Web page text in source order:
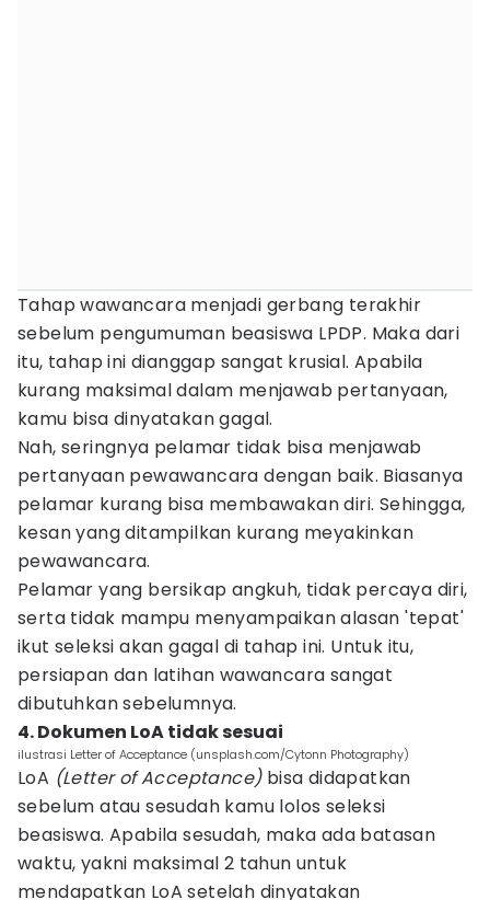
Tahap wawancara menjadi gerbang terakhir
sebelum pengumuman beasiswa LPDP. Maka dari
itu, tahap ini dianggap sangat krusial. Apabila
kurang maksimal dalam menjawab pertanyaan,
kamu bisa dinyatakan gagal.
Nah, seringnya pelamar tidak bisa menjawab
pertanyaan pewawancara dengan baik. Biasanya
pelamar kurang bisa membawakan diri. Sehingga,
kesan yang ditampilkan kurang meyakinkan
pewawancara.
Pelamar yang bersikap angkuh, tidak percaya diri,
serta tidak mampu menyampaikan alasan 'tepat'
ikut seleksi akan gagal di tahap ini. Untuk itu,
persiapan dan latihan wawancara sangat
dibutuhkan sebelumnya.
4. Dokumen LoA tidak sesuai
ilustrasi Letter of Acceptance (unsplash.com/Cytonn Photography)
LoA (Letter of Acceptance)bisa didapatkan
sebelum atau sesudah kamu lolos seleksi
beasiswa. Apabila sesudah, maka ada batasan
waktu, yakni maksimal 2 tahun untuk
mendapatkan LoA setelah dinyatakan